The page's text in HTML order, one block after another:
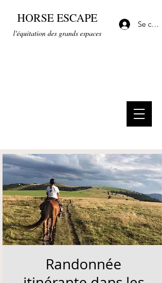
HORSE ESCAPE
l'équitation des grands espaces
Se
Randonnée